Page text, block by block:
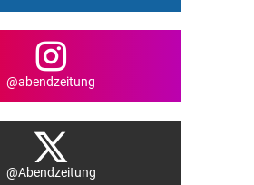
@abendzeitung
@Abendzeitung